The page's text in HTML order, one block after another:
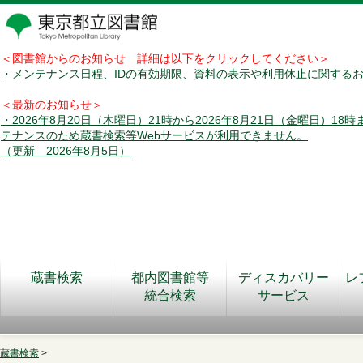
＜図書館からのお知らせ 詳細は以下をクリックしてください＞
・メンテナンス日程、IDの有効期限、資料の表示や利用休止に関する
＜最新のお知らせ＞
・2026年8月20日（木曜日）21時から2026年8月21日（金曜日）18時
テナンスのため蔵書検索等Webサービスが利用できません。
（更新 2026年8月5日）
蔵書検索
都内図書館等
統合検索
ディスカバリー
サービス
レ
蔵書検索 >